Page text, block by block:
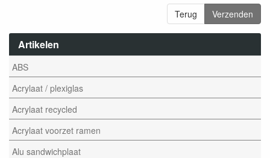
Artikelen
ABS
Acrylaat / plexiglas
Acrylaat recycled
Acrylaat voorzet ramen
Alu sandwichplaat
Terug Verzenden